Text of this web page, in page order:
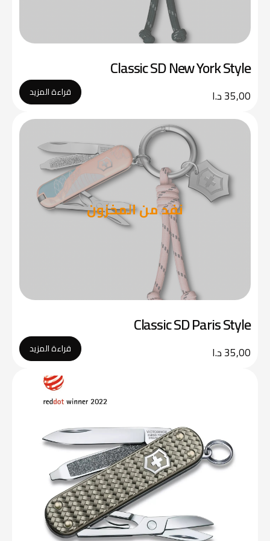
Classic SD New York Style
35,00د.ا قراءة المزيد
نفد من المخزون
Classic SD Paris Style
35,00د.ا قراءة المزيد